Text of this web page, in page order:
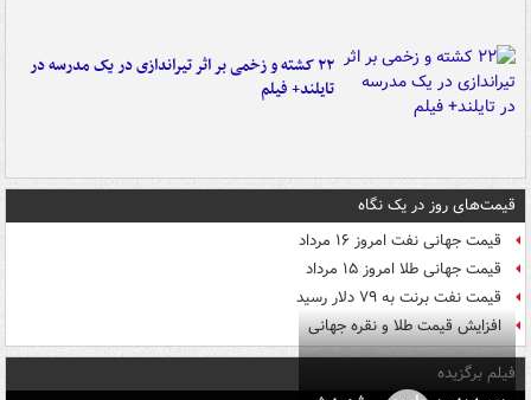
۲۲ کشته و زخمی بر اثر تیراندازی در یک مدرسه در
تایلند+ فیلم
قیمت‌های روز در یک نگاه
قیمت جهانی نفت امروز ۱۶ مرداد
قیمت جهانی طلا امروز ۱۵ مرداد
قیمت نفت برنت به ۷۹ دلار رسید
افزایش قیمت طلا و نقره جهانی
فیلم برگزیده